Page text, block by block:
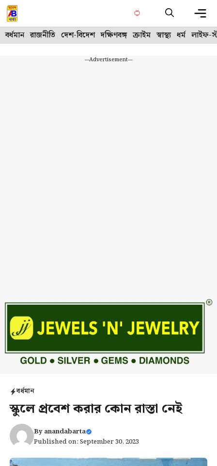
Skip
to
content
বর্ধমান রাজনীতি দেশ-বিদেশ দক্ষিণবঙ্গ ক্রাইম স্বাস্থ্য ধর্ম লাইফ-
---Advertisement---
বর্ধমান
স্কুলে প্রবেশ করার কোন রাস্তা নেই
Byanandabarta
Published on: September 30, 2023